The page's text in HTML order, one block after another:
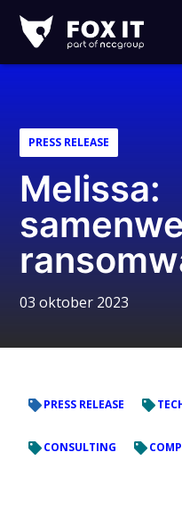
IT
Logo
PRESS RELEASE
Melissa:
03 oktober 2023
PRESS RELEASE
CONSULTING